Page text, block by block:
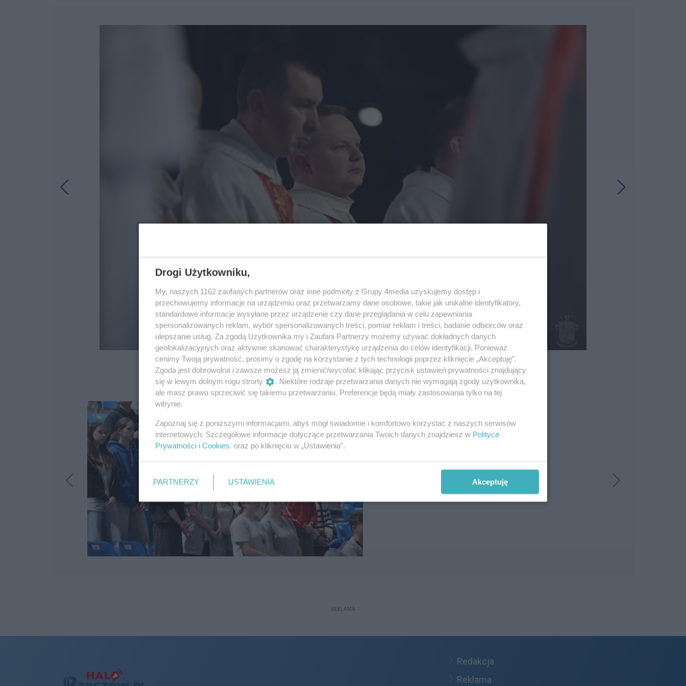
6 / 45
REKLAMA
Redakcja
Reklama
Drogi Użytkowniku,
My, naszych 1162 zaufanych partnerów oraz inne podmioty z Grupy 4media uzyskujemy dostęp i
przechowujemy informacje na urządzeniu oraz przetwarzamy dane osobowe, takie jak unikalne identyfikatory,
standardowe informacje wysyłane przez urządzenie czy dane przeglądania w celu zapewniania
spersonalizowanych reklam, wybór spersonalizowanych treści, pomiar reklam i treści, badanie odbiorców oraz
ulepszanie usług. Za zgodą Użytkownika my i Zaufani Partnerzy możemy używać dokładnych danych
geolokalizacyjnych oraz aktywnie skanować charakterystykę urządzenia do celów identyfikacji. Ponieważ
cenimy Twoją prywatność, prosimy o zgodę na korzystanie z tych technologii poprzez kliknięcie „Akceptuję”.
Zgoda jest dobrowolna i zawsze możesz ją zmienić/wycofać klikając przycisk ustawień prywatności znajdujący
się w lewym dolnym rogu strony
. Niektóre rodzaje przetwarzania danych nie wymagają zgody użytkownika,
ale masz prawo sprzeciwić się takiemu przetwarzaniu. Preferencje będą miały zastosowania tylko na tej
witrynie.
Zapoznaj się z poniższymi informacjami, abyś mógł świadomie i komfortowo korzystać z naszych serwisów
internetowych. Szczegółowe informacje dotyczące przetwarzania Twoich danych znajdziesz w Polityce
Prywatności i Cookies. oraz po kliknięciu w „Ustawienia”.
PARTNERZY USTAWIENIA Akceptuję